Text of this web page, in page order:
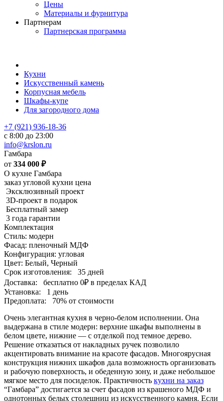
Цены
Материалы и фурнитура
Партнерам
Партнерская программа
Кухни
Искусственный камень
Корпусная мебель
Шкафы-купе
Для загородного дома
+7 (921) 936-18-36
с 8:00 до 23:00
info@krslon.ru
Гамбара
от 334 000 ₽
О кухне Гамбара
заказ угловой кухни цена
Эксклюзивный проект
3D-проект в подарок
Бесплатный замер
3 года гарантии
Комплектация
Стиль: модерн
Фасад: пленочный МДФ
Конфигурация: угловая
Цвет: Белый, Черный
Срок изготовления:
35 дней
Доставка:
бесплатно 0₽ в пределах КАД
Установка:
1 день
Предоплата:
70% от стоимости
Очень элегантная кухня в черно-белом исполнении. Она
выдержана в стиле модерн: верхние шкафы выполнены в
белом цвете, нижние — с отделкой под темное дерево.
Решение отказаться от накладных ручек позволило
акцентировать внимание на красоте фасадов. Многоярусная
конструкция нижних шкафов дала возможность организовать
и рабочую поверхность, и обеденную зону, и даже небольшое
мягкое место для посиделок. Практичность кухни на заказ
“Гамбара” достигается за счет фасадов из крашеного МДФ и
однотонных белых столешниц из искусственного камня. Если